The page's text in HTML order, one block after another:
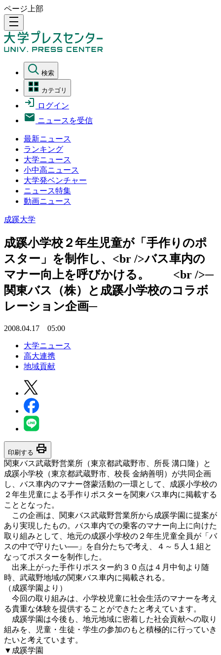
ページ上部
density_medium
検索
カテゴリ
ログイン
ニュースを受信
最新ニュース
ランキング
大学ニュース
小中高ニュース
大学発ベンチャー
ニュース特集
動画ニュース
成蹊大学
成蹊小学校２年生児童が「手作りのポ
スター」を制作し、<br />バス車内の
マナー向上を呼びかける。 <br />─
関東バス（株）と成蹊小学校のコラボ
レーション企画─
2008.04.17 05:00
大学ニュース
高大連携
地域貢献
印刷する print
関東バス武蔵野営業所（東京都武蔵野市、所長 溝口隆）と
成蹊小学校（東京都武蔵野市、校長 金納善明）が共同企画
し、バス車内のマナー啓蒙活動の一環として、成蹊小学校の
２年生児童による手作りポスターを関東バス車内に掲載する
こととなった。
この企画は、関東バス武蔵野営業所から成蹊学園に提案が
あり実現したもの。バス車内での乗客のマナー向上に向けた
取り組みとして、地元の成蹊小学校の２年生児童全員が「バ
スの中で守りたい──」を自分たちで考え、４～５人１組と
なってポスターを制作した。
出来上がった手作りポスター約３０点は４月中旬より随
時、武蔵野地域の関東バス車内に掲載される。
（成蹊学園より）
今回の取り組みは、小学校児童に社会生活のマナーを考え
る貴重な体験を提供することができたと考えています。
成蹊学園は今後も、地元地域に密着した社会貢献への取り
組みを、児童・生徒・学生の参加のもと積極的に行っていき
たいと考えています。
▼成蹊学園